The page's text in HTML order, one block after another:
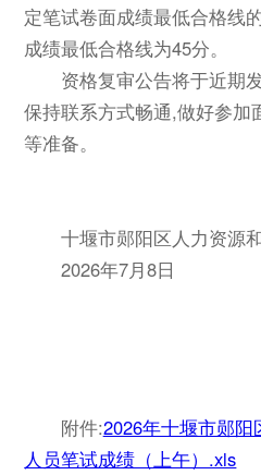
定笔试卷面成绩最低合格线
成绩最低合格线为45分。
资格复审公告将于近期
保持联系方式畅通,做好参加
等准备。
十堰市郧阳区人力资源
2026年7月8日
附件:2026年十堰市郧
人员笔试成绩（上午）.xls